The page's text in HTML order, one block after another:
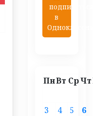
подписаться
в
ПнВт СрЧт
3 4 5
6